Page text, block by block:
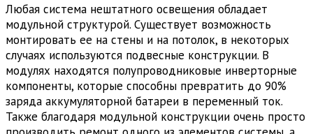
Любая система нештатного освещения обладает
модульной структурой. Существует возможность
монтировать ее на стены и на потолок, в некоторых
случаях используются подвесные конструкции. В
модулях находятся полупроводниковые инверторные
компоненты, которые способны превратить до 90%
заряда аккумуляторной батареи в переменный ток.
Также благодаря модульной конструкции очень просто